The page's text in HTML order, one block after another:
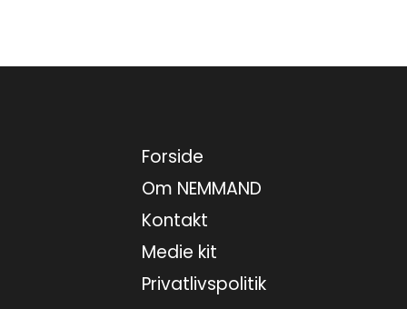
Forside
Om NEMMAND
Kontakt
Medie kit
Privatlivspolitik